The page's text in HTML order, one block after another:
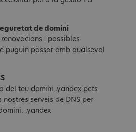
de domini
renovacions i possibles
puguin passar amb qualsevol
del teu domini .yandex pots
nostres serveis de DNS per
.yandex